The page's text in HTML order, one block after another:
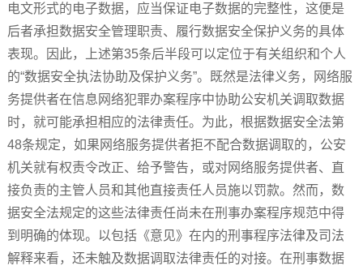
电文形式的电子数据，应当保证电子数据的完整性，这便是
后者承担数据安全管理职责、履行数据安全保护义务的具体
表现。因此，上述第35条后半段可以定位于有关组织和个人
的“数据安全执法协助及保护义务”。既然是法律义务，网络服
务提供者在信息网络犯罪办案程序中协助公安机关调取数据
时，就可能承担相应的法律责任。为此，根据数据安全法第
48条规定，如果网络服务提供者拒不配合数据调取的，公安
机关就有权责令改正、给予警告，或对网络服务提供者、直
接负责的主管人员和其他直接责任人员施以罚款。然而，数
据安全法规定的这些法律责任尚未在刑事办案程序规范中得
到明确的体现。以包括《意见》在内的刑事程序法律及司法
解释来看，还未触及数据调取法律责任的对接。在刑事数据